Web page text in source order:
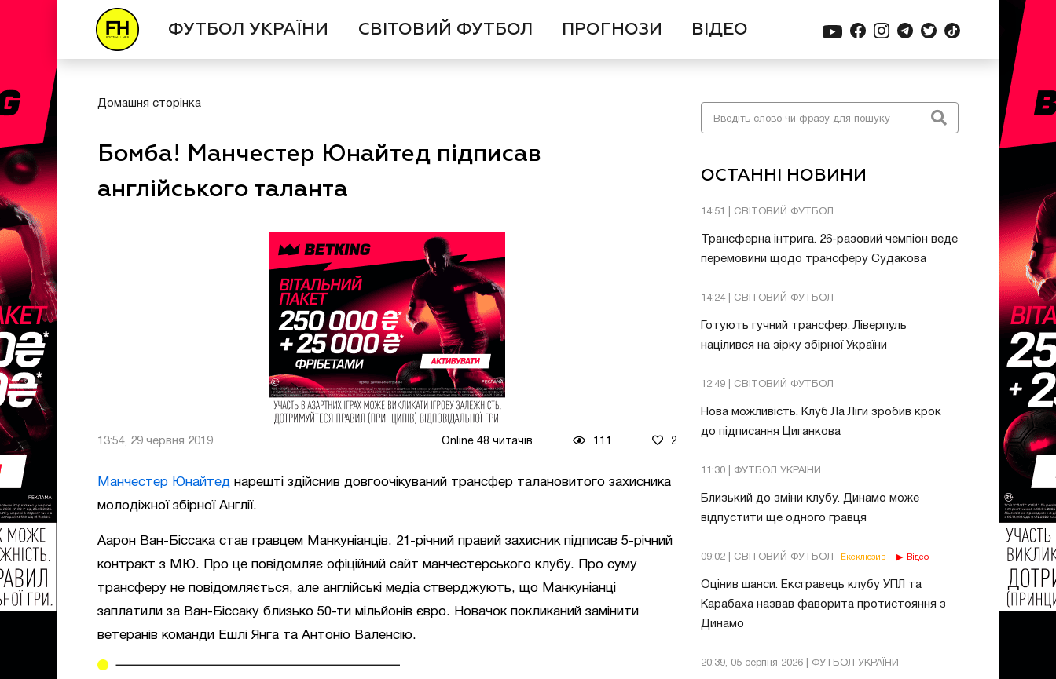
ФУТБОЛ УКРАЇНИ СВІТОВИЙ ФУТБОЛ ПРОГНОЗИ ВІДЕО
ОСТАННІ НОВИНИ
14:51 | СВІТОВИЙ ФУТБОЛ
Трансферна інтрига. 26-разовий чемпіон веде
перемовини щодо трансферу Судакова
14:24 | СВІТОВИЙ ФУТБОЛ
Готують гучний трансфер. Ліверпуль
націлився на зірку збірної України
12:49 | СВІТОВИЙ ФУТБОЛ
Нова можливість. Клуб Ла Ліги зробив крок
до підписання Циганкова
11:30 | ФУТБОЛ УКРАЇНИ
Близький до зміни клубу. Динамо може
відпустити ще одного гравця
09:02 | СВІТОВИЙ ФУТБОЛ Ексклюзив Відео
Оцінив шанси. Ексгравець клубу УПЛ та
Карабаха назвав фаворита протистояння з
Динамо
20:39, 05 серпня 2026 | ФУТБОЛ УКРАЇНИ
Домашня сторінка
Бомба! Манчестер Юнайтед підписав
англійського таланта
13:54, 29 червня 2019 Online 48 читачів 111 2
Манчестер Юнайтед нарешті здійснив довгоочікуваний трансфер талановитого захисника
молодіжної збірної Англії.
Аарон Ван-Біссака став гравцем Манкуніанців. 21-річний правий захисник підписав 5-річний
контракт з МЮ. Про це повідомляє офіційний сайт манчестерського клубу. Про суму
трансферу не повідомляється, але англійські медіа стверджують, що Манкуніанці
заплатили за Ван-Біссаку близько 50-ти мільйонів євро. Новачок покликаний замінити
ветеранів команди Ешлі Янга та Антоніо Валенсію.